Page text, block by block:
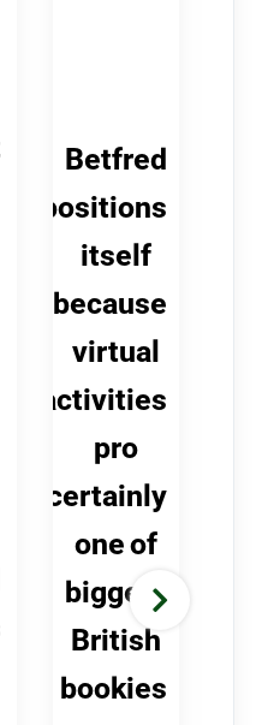
Betfred
positions
itself
because
virtual
activities
pro
certainly
one of
biggest
British
bookies